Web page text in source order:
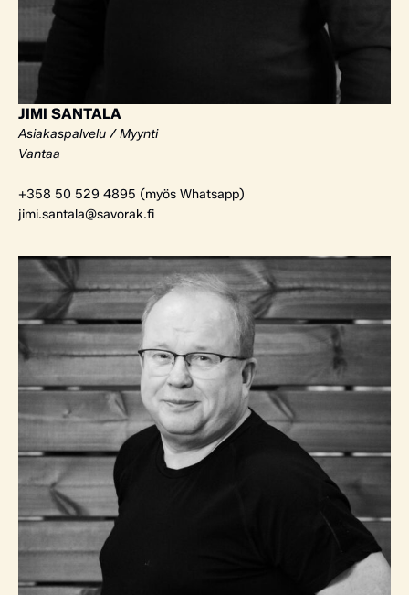
JIMI SANTALA
Asiakaspalvelu / Myynti
Vantaa
+358 50 529 4895 (myös Whatsapp)
jimi.santala@savorak.fi